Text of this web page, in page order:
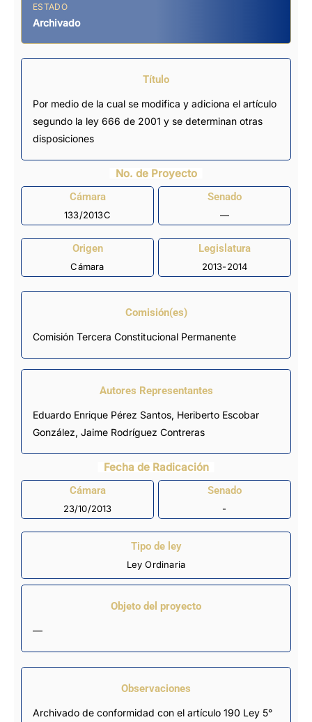
ESTADO
Archivado
Título
Por medio de la cual se modifica y adiciona el artículo
segundo la ley 666 de 2001 y se determinan otras
disposiciones
No. de Proyecto
Cámara
133/2013C
Senado
—
Origen
Cámara
Legislatura
2013-2014
Comisión(es)
Comisión Tercera Constitucional Permanente
Autores Representantes
Eduardo Enrique Pérez Santos, Heriberto Escobar
González, Jaime Rodríguez Contreras
Fecha de Radicación
Cámara
23/10/2013
Senado
-
Tipo de ley
Ley Ordinaria
Objeto del proyecto
—
Observaciones
Archivado de conformidad con el artículo 190 Ley 5°